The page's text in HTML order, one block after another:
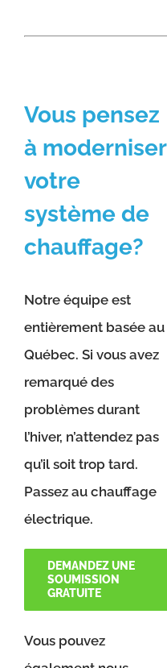
Vous pensez
à moderniser
votre
système de
chauffage?
Notre équipe est
entièrement basée au
Québec. Si vous avez
remarqué des
problèmes durant
l’hiver, n’attendez pas
qu’il soit trop tard.
Passez au chauffage
électrique.
DEMANDEZ UNE
SOUMISSION
GRATUITE
Vous pouvez